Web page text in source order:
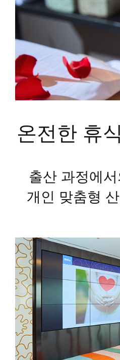
온전한 휴
출산 과정에
개인 맞춤형